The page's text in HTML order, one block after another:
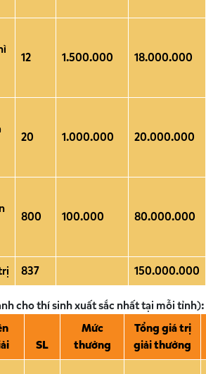
12 1.500.000 18.000.000
20 1.000.000 20.000.000
800 100.000 80.000.000
837 150.000.000
cho thí sinh xuất sắc nhất tại mỗi tỉnh):
SL
Mức
thưởng
Tổng giá trị
giải thưởng